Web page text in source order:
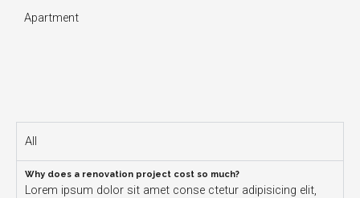
Apartment
All
Why does a renovation project cost so much?
Lorem ipsum dolor sit amet conse ctetur adipisicing elit,